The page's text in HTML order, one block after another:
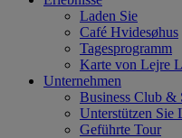
Laden Sie
Café Hvidesøhus
Tagesprogramm
Karte von Lejre
Unternehmen
Business Club &
Unterstützen Sie
Geführte Tour